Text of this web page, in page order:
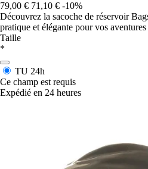
79,00 € 71,10 € -10%
Découvrez la sacoche de réservoir
pratique et élégante pour vos
Taille
*
TU 24h
Ce champ est requis
Expédié en 24 heures